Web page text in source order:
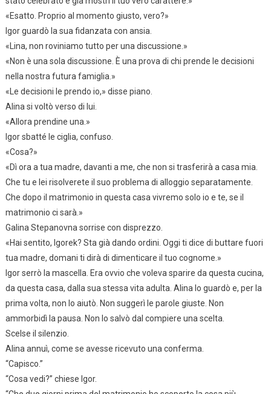
«Esatto. Proprio al momento giusto, vero?»
Igor guardò la sua fidanzata con ansia.
«Lina, non roviniamo tutto per una discussione.»
«Non è una sola discussione. È una prova di chi prende le decisioni
nella nostra futura famiglia.»
«Le decisioni le prendo io,» disse piano.
Alina si voltò verso di lui.
«Allora prendine una.»
Igor sbatté le ciglia, confuso.
«Cosa?»
«Dì ora a tua madre, davanti a me, che non si trasferirà a casa mia.
Che tu e lei risolverete il suo problema di alloggio separatamente.
Che dopo il matrimonio in questa casa vivremo solo io e te, se il
matrimonio ci sarà.»
Galina Stepanovna sorrise con disprezzo.
«Hai sentito, Igorek? Sta già dando ordini. Oggi ti dice di buttare fuori
tua madre, domani ti dirà di dimenticare il tuo cognome.»
Igor serrò la mascella. Era ovvio che voleva sparire da questa cucina,
da questa casa, dalla sua stessa vita adulta. Alina lo guardò e, per la
prima volta, non lo aiutò. Non suggerì le parole giuste. Non
ammorbidì la pausa. Non lo salvò dal compiere una scelta.
Scelse il silenzio.
Alina annuì, come se avesse ricevuto una conferma.
“Capisco.”
“Cosa vedi?” chiese Igor.